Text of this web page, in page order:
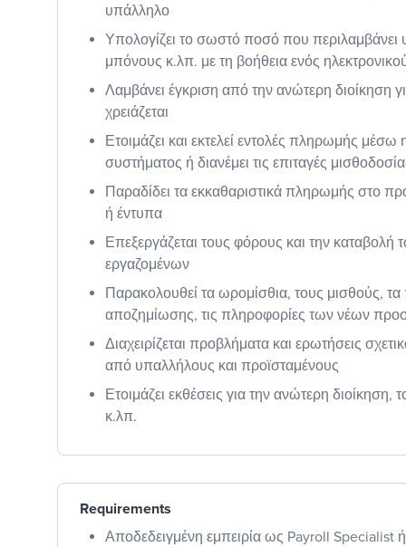
υπάλληλο
Υπολογίζει το σωστό ποσό που περιλαμβάνει
μπόνους κ.λπ. με τη βοήθεια ενός
Λαμβάνει έγκριση από την ανώτερη διοίκηση
χρειάζεται
Ετοιμάζει και εκτελεί εντολές πληρωμής μέσω
συστήματος ή διανέμει τις επιταγές
Παραδίδει τα εκκαθαριστικά πληρωμής στο
ή έντυπα
Επεξεργάζεται τους φόρους και την
εργαζομένων
Παρακολουθεί τα ωρομίσθια, τους μισθούς,
αποζημίωσης, τις πληροφορίες των νέων
Διαχειρίζεται προβλήματα και ερωτήσεις
από υπαλλήλους και προϊσταμένους
Ετοιμάζει εκθέσεις για την ανώτερη διοίκηση,
κ.λπ.
Requirements
Αποδεδειγμένη εμπειρία ως Payroll Specialist